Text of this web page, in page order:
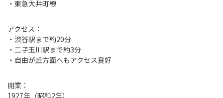
・東急大井町線
アクセス：
・渋谷駅まで約20分
・二子玉川駅まで約3分
・自由が丘方面へもアクセス良好
開業：
1927年（昭和2年）